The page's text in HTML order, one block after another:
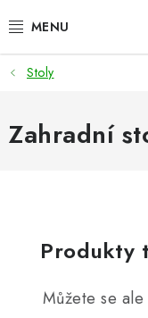
na
ZAHRADNÍ SESTAVY
ŽIDLE
LEHÁTKA
POLSTRY
Stoly
Zahradní
Produkty
Můžete se